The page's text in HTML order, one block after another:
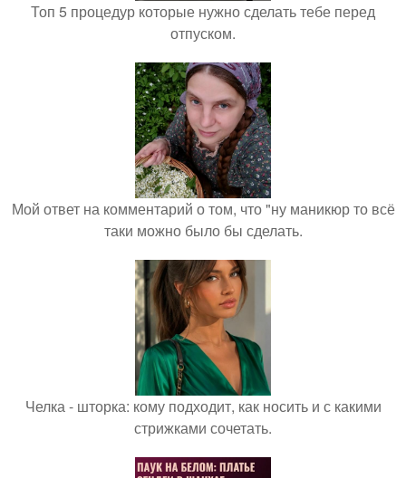
Топ 5 процедур которые нужно сделать тебе перед
отпуском.
Мой ответ на комментарий о том, что "ну маникюр то всё
таки можно было бы сделать.
Челка - шторка: кому подходит, как носить и с какими
стрижками сочетать.